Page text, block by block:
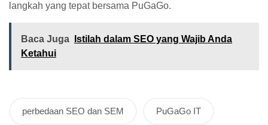
langkah yang tepat bersama PuGaGo.
Baca Juga
Istilah dalam SEO yang Wajib Anda
Ketahui
perbedaan SEO dan SEM PuGaGo IT